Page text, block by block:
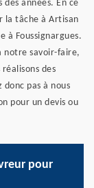
des années. En ce
la tâche à Artisan
à Foussignargues.
notre savoir-faire,
des
pas à nous
pour un devis ou
pour